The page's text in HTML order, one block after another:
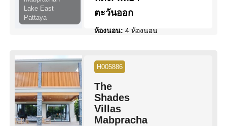
Lake East
Pattaya
ตะวันออก
ห้องนอน: 4 ห้องนอน
ขนาดที่ดิน:
สระว่ายน้ำ:
สิทธิการครอบครอง:
วิว:วิว สระว่ายน้ำ
ดูข้อมูล
H005886
The
Shades
Villas
Mabprachan